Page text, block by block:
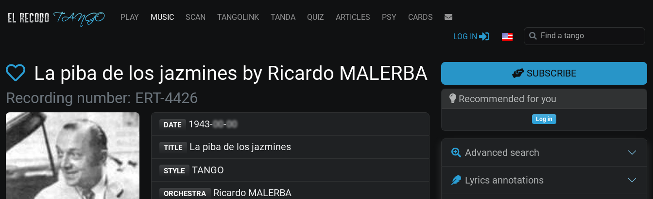
PLAY MUSIC SCAN TANGOLINK TANDA QUIZ ARTICLES PSY CARDS
LOG IN
La piba de los jazmines by Ricardo MALERBA
Recording number: ERT-4426
DATE 1943-00-00
TITLE La piba de los jazmines
STYLE TANGO
ORCHESTRA Ricardo MALERBA
SUBSCRIBE
Recommended for you
Log in
Advanced search
Lyrics annotations